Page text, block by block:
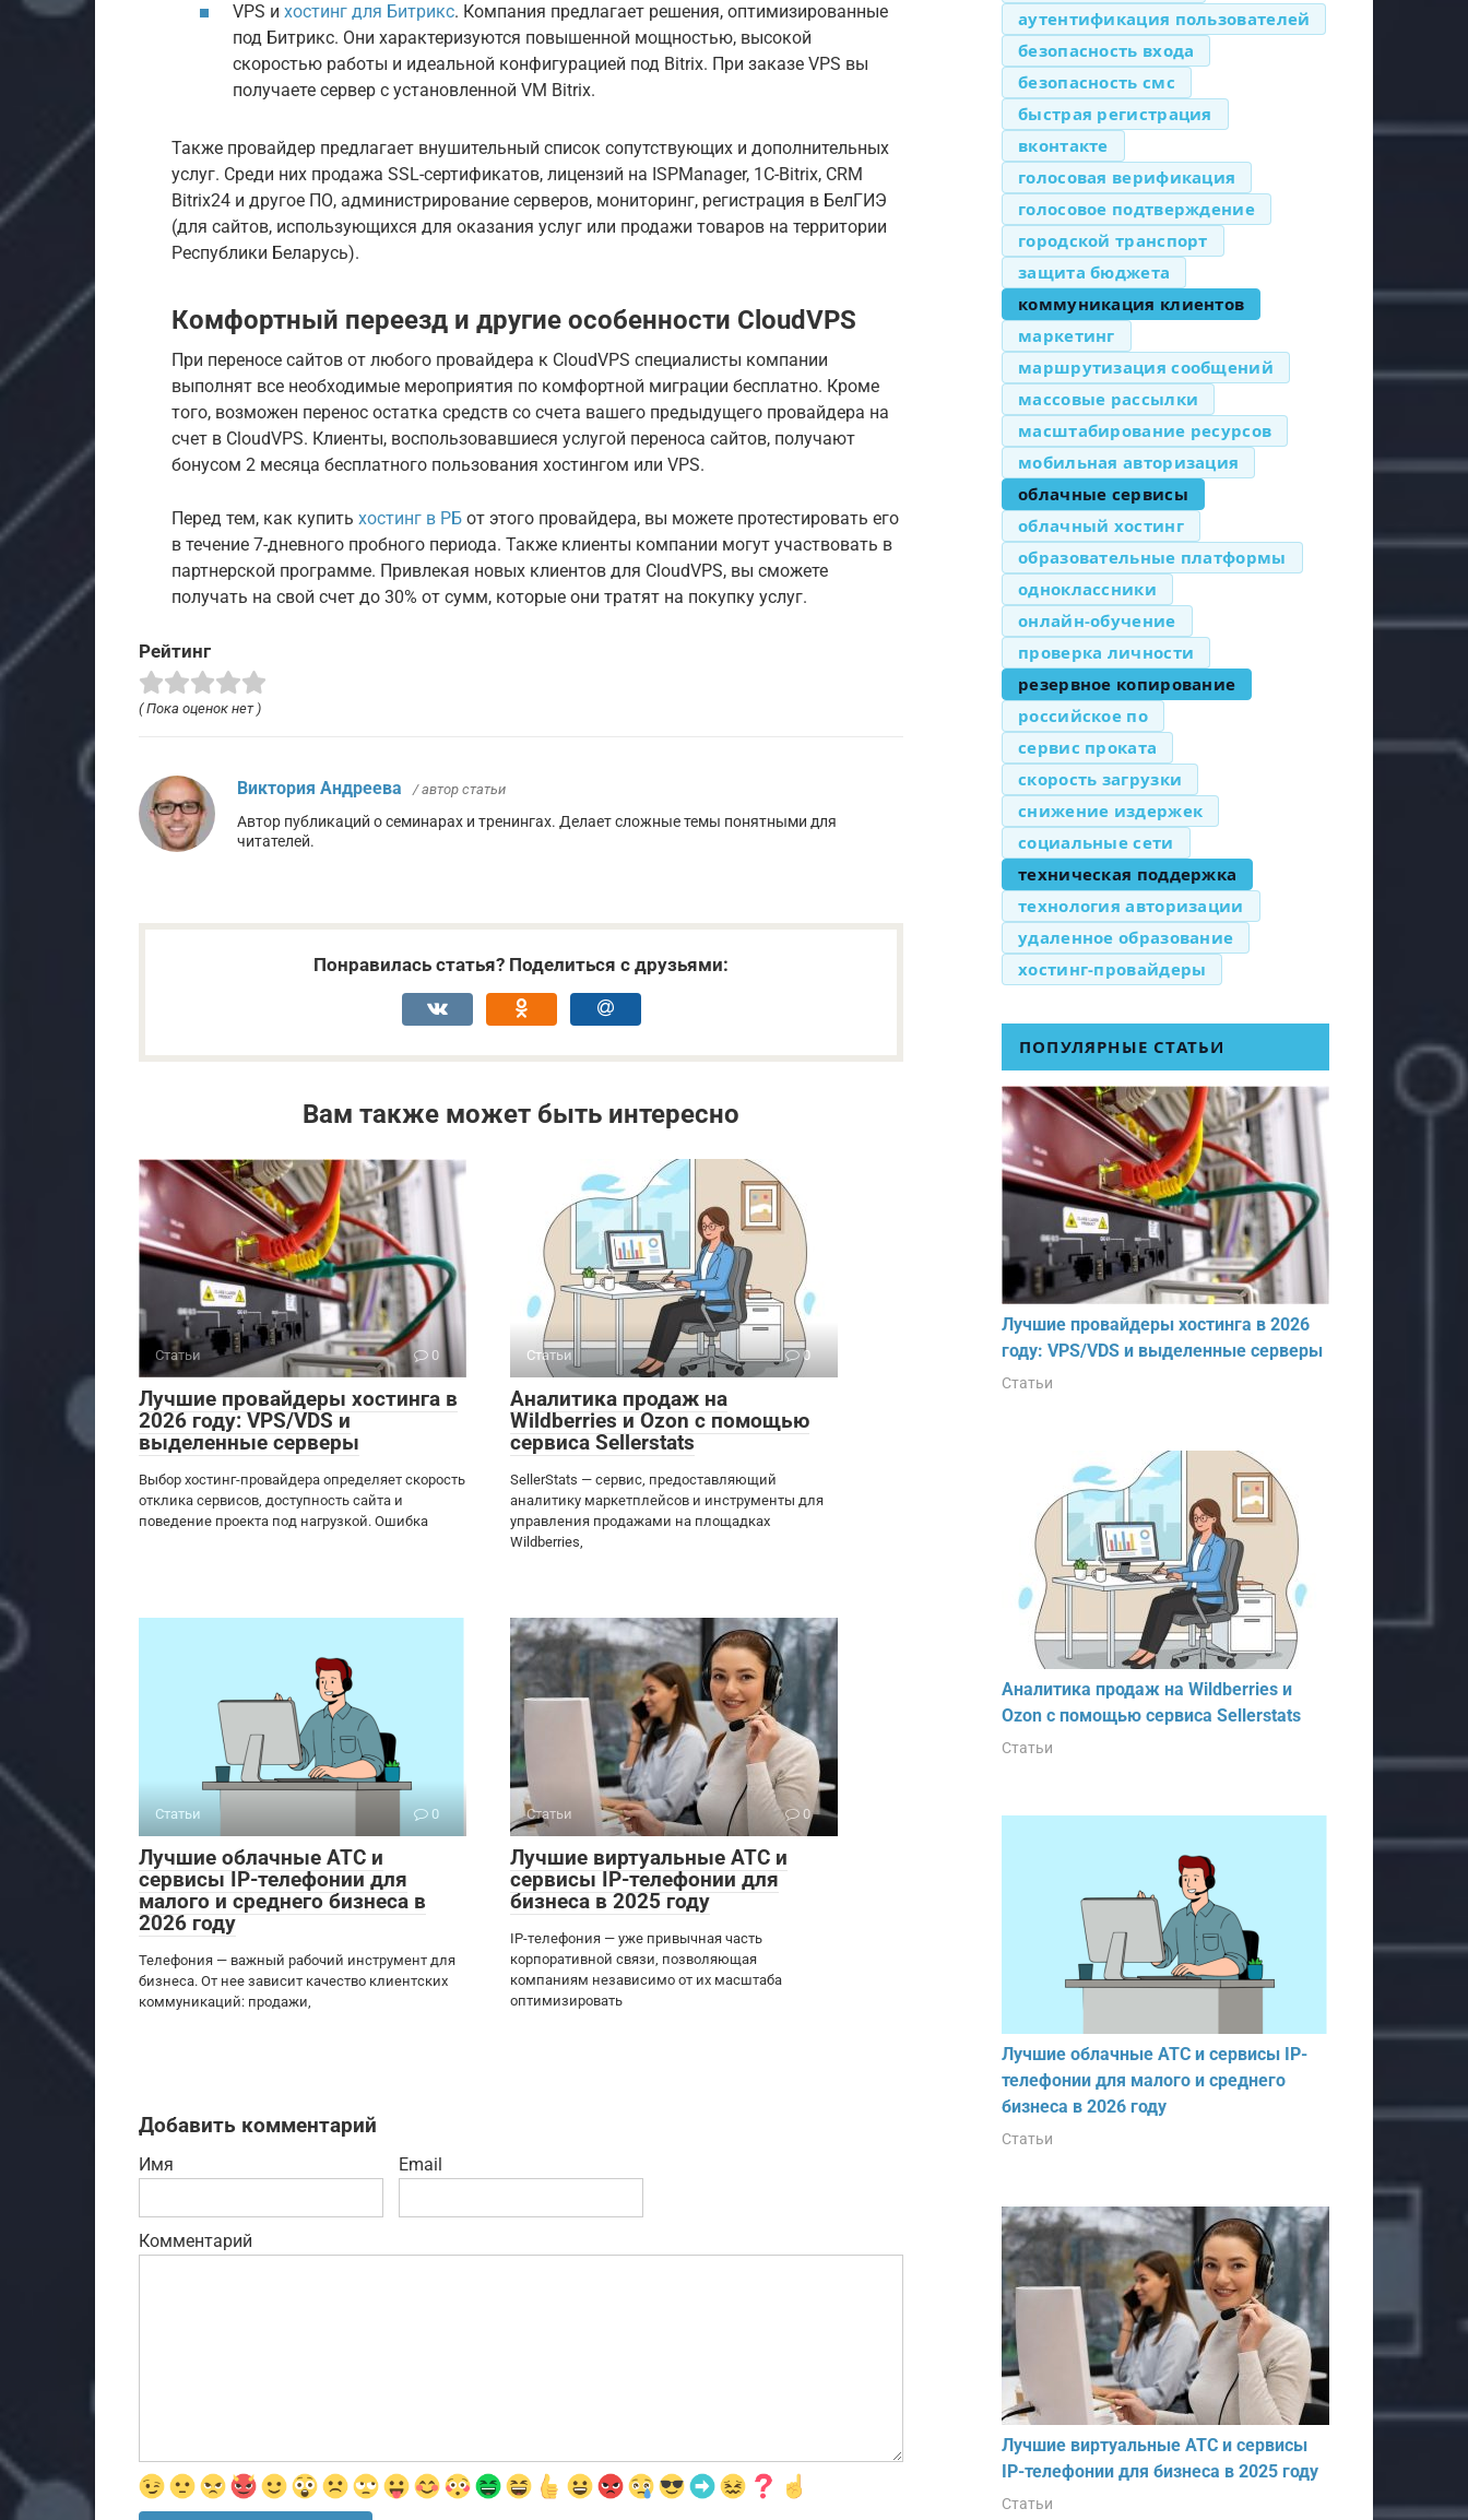
VPS и хостинг для Битрикс. Компания предлагает решения, оптимизированные
под Битрикс. Они характеризуются повышенной мощностью, высокой
скоростью работы и идеальной конфигурацией под Bitrix. При заказе VPS вы
получаете сервер с установленной VM Bitrix.
Также провайдер предлагает внушительный список сопутствующих и дополнительных
услуг. Среди них продажа SSL-сертификатов, лицензий на ISPManager, 1C-Bitrix, CRM
Bitrix24 и другое ПО, администрирование серверов, мониторинг, регистрация в БелГИЭ
(для сайтов, использующихся для оказания услуг или продажи товаров на территории
Республики Беларусь).
Комфортный переезд и другие особенности CloudVPS
При переносе сайтов от любого провайдера к CloudVPS специалисты компании
выполнят все необходимые мероприятия по комфортной миграции бесплатно. Кроме
того, возможен перенос остатка средств со счета вашего предыдущего провайдера на
счет в CloudVPS. Клиенты, воспользовавшиеся услугой переноса сайтов, получают
бонусом 2 месяца бесплатного пользования хостингом или VPS.
Перед тем, как купить хостинг в РБ от этого провайдера, вы можете протестировать его
в течение 7-дневного пробного периода. Также клиенты компании могут участвовать в
партнерской программе. Привлекая новых клиентов для CloudVPS, вы сможете
получать на свой счет до 30% от сумм, которые они тратят на покупку услуг.
Рейтинг
( Пока оценок нет )
Виктория Андреева / автор статьи
Автор публикаций о семинарах и тренингах. Делает сложные темы понятными для
читателей.
Понравилась статья? Поделиться с друзьями:
Вам также может быть интересно
Статьи 0
Лучшие провайдеры хостинга в
2026 году: VPS/VDS и
выделенные серверы
Выбор хостинг-провайдера определяет скорость
отклика сервисов, доступность сайта и
поведение проекта под нагрузкой. Ошибка
Статьи 0
Аналитика продаж на
Wildberries и Ozon с помощью
сервиса Sellerstats
SellerStats — сервис, предоставляющий
аналитику маркетплейсов и инструменты для
управления продажами на площадках
Wildberries,
Статьи 0
Лучшие облачные АТС и
сервисы IP-телефонии для
малого и среднего бизнеса в
2026 году
Телефония — важный рабочий инструмент для
бизнеса. От нее зависит качество клиентских
коммуникаций: продажи,
Статьи 0
Лучшие виртуальные АТС и
сервисы IP-телефонии для
бизнеса в 2025 году
IP-телефония — уже привычная часть
корпоративной связи, позволяющая
компаниям независимо от их масштаба
оптимизировать
Добавить комментарий
Имя Email
Комментарий
аутентификация пользователей
безопасность входа
безопасность смс
быстрая регистрация
вконтакте
голосовая верификация
голосовое подтверждение
городской транспорт
защита бюджета
коммуникация клиентов
маркетинг
маршрутизация сообщений
массовые рассылки
масштабирование ресурсов
мобильная авторизация
облачные сервисы
облачный хостинг
образовательные платформы
одноклассники
онлайн-обучение
проверка личности
резервное копирование
российское по
сервис проката
скорость загрузки
снижение издержек
социальные сети
техническая поддержка
технология авторизации
удаленное образование
хостинг-провайдеры
ПОПУЛЯРНЫЕ СТАТЬИ
Лучшие провайдеры хостинга в 2026
году: VPS/VDS и выделенные серверы
Статьи
Аналитика продаж на Wildberries и
Ozon с помощью сервиса Sellerstats
Статьи
Лучшие облачные АТС и сервисы IP-
телефонии для малого и среднего
бизнеса в 2026 году
Статьи
Лучшие виртуальные АТС и сервисы
IP-телефонии для бизнеса в 2025 году
Статьи